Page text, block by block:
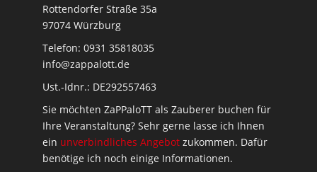
Rottendorfer Straße 35a
97074 Würzburg
Telefon: 0931 35818035
info@zappalott.de
Ust.-Idnr.: DE292557463
Sie möchten ZaPPaloTT als Zauberer buchen für
Ihre Veranstaltung? Sehr gerne lasse ich Ihnen
ein unverbindliches Angebot zukommen. Dafür
benötige ich noch einige Informationen.